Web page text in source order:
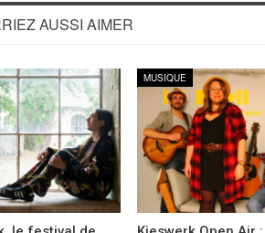
AUSSI AIMER
MUSIQUE